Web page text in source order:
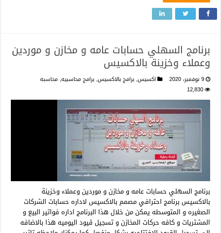
برنامج السهلي حسابات عامه و مخازن و موردين
وعملاء وخزينة بالاكسيس
9 نوفمبر، 2020 اكسيس, برامج بالاكسيس, برامج محاسبيه, محاسبه
12,830
برنامج السهلي حسابات عامه و مخازن و موردين وعملاء وخزينة
بالاكسيس برنامج احترافي مصمم بالاكسيس لاداره حسابات الشركات
الصغيره و المتوسطه يمكن من خلال هذا البرنامج اداره فواتير البيع و
المشتريات و كافه حركات المخازن و تسجيل قيود اليوميه هذا بالاضافه